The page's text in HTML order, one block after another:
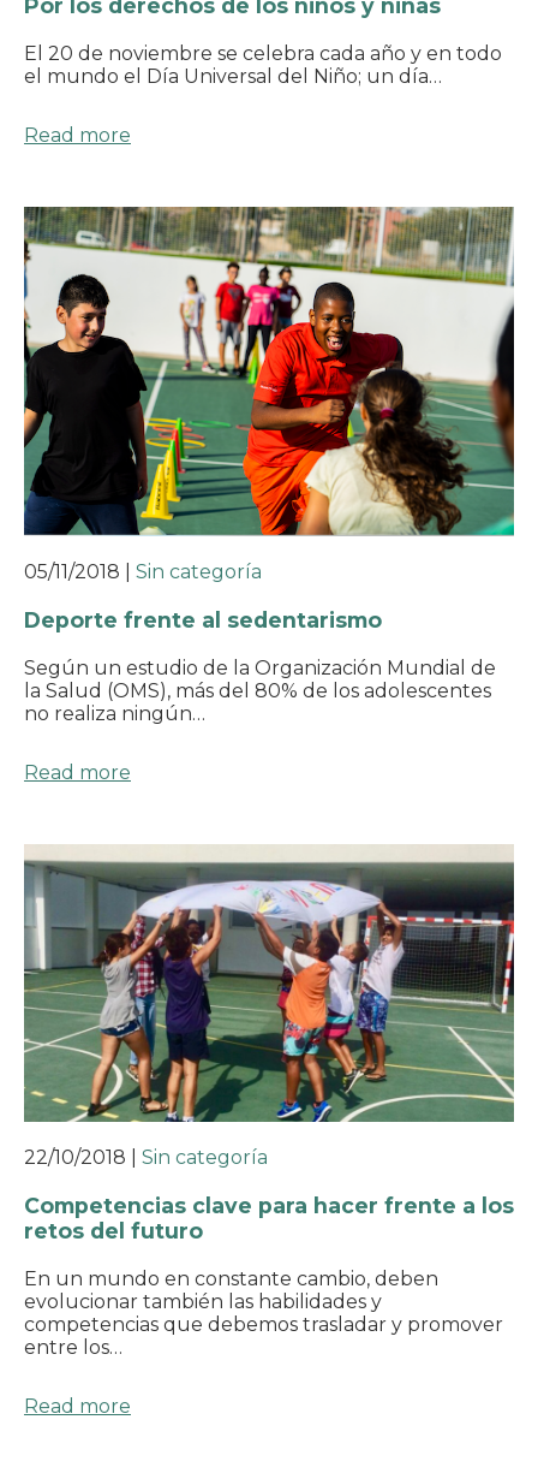
Por los derechos de los niños y niñas
El 20 de noviembre se celebra cada año y en todo
el mundo el Día Universal del Niño; un día…
Read more
05/11/2018 Sin categoría
Deporte frente al sedentarismo
Según un estudio de la Organización Mundial de
la Salud (OMS), más del 80% de los adolescentes
no realiza ningún…
Read more
22/10/2018 Sin categoría
Competencias clave para hacer frente a los
retos del futuro
En un mundo en constante cambio, deben
evolucionar también las habilidades y
competencias que debemos trasladar y promover
entre los…
Read more